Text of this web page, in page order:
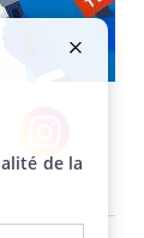
Instagram
de la